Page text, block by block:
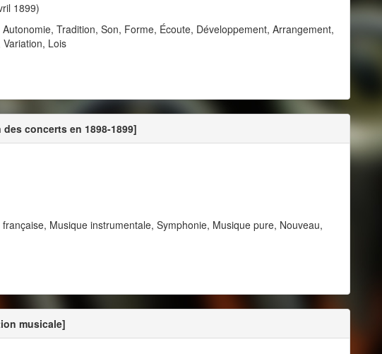
1899)
Tradition, Son, Forme, Écoute, Développement, Arrangement,
Lois
concerts en 1898-1899]
Musique instrumentale, Symphonie, Musique pure, Nouveau,
musicale]